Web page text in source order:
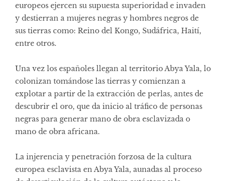
europeos ejercen su supuesta superioridad e invaden
y destierran a mujeres negras y hombres negros de
sus tierras como: Reino del Kongo, Sudáfrica, Haití,
entre otros.
Una vez los españoles llegan al territorio Abya Yala, lo
colonizan tomándose las tierras y comienzan a
explotar a partir de la extracción de perlas, antes de
descubrir el oro, que da inicio al tráfico de personas
negras para generar mano de obra esclavizada o
mano de obra africana.
La injerencia y penetración forzosa de la cultura
europea esclavista en Abya Yala, aunadas al proceso